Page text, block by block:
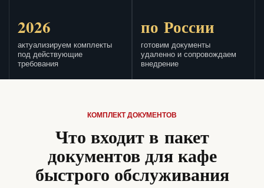
2026
актуализируем комплекты
под действующие
требования
по России
готовим документы
удаленно и сопровождаем
внедрение
КОМПЛЕКТ ДОКУМЕНТОВ
Что входит в пакет
документов для кафе
быстрого обслуживания